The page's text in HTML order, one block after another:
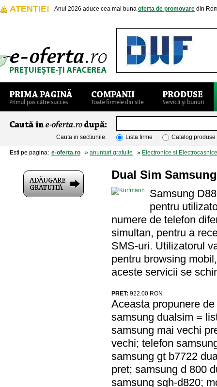
ATENTIE! Anul 2026 aduce cea mai buna oferta de promovare din
Cauta in sectiunile: Lista firme Catalog produse
Esti pe pagina: e-oferta.ro » anunturi gratuite » Electronice si Electrocasnice
Dual Sim
Samsung
pentru
numere de telefon
simultan, pentru a
SMS-uri. Utilizatorul
pentru browsing
aceste servicii se
PRET: 922.00 RON
Aceasta propunere
samsung dualsim =
samsung mai vechi
vechi; telefon
samsung gt b7722
pret; samsung d 800
samsung sgh-d820;